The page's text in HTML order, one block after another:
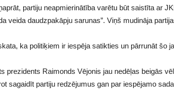
partiju neapmierinātība varētu būt saistīta ar
veida daudzpakāpju sarunas”. Viņš mudināja
ka politiķiem ir iespēja satikties un pārrunāt šo
prezidents Raimonds Vējonis jau nedēļas beigās
sagaidīt partiju redzējumus gan par iespējamo